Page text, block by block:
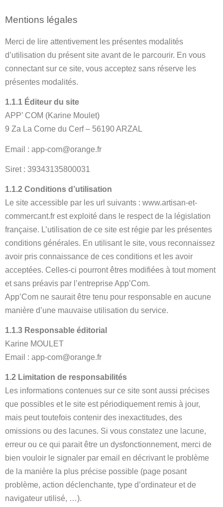
Mentions légales
Merci de lire attentivement les présentes modalités
d’utilisation du présent site avant de le parcourir. En vous
connectant sur ce site, vous acceptez sans réserve les
présentes modalités.
1.1.1 Éditeur du site
APP’ COM (Karine Moulet)
9 Za La Corne du Cerf – 56190 ARZAL
Email : app-com@orange.fr
Siret : 39343135800031
1.1.2 Conditions d’utilisation
Le site accessible par les url suivants : www.artisan-et-
commercant.fr est exploité dans le respect de la législation
française. L’utilisation de ce site est régie par les présentes
conditions générales. En utilisant le site, vous reconnaissez
avoir pris connaissance de ces conditions et les avoir
acceptées. Celles-ci pourront êtres modifiées à tout moment
et sans préavis par l’entreprise App’Com.
App’Com ne saurait être tenu pour responsable en aucune
manière d’une mauvaise utilisation du service.
1.1.3 Responsable éditorial
Karine MOULET
Email : app-com@orange.fr
1.2 Limitation de responsabilités
Les informations contenues sur ce site sont aussi précises
que possibles et le site est périodiquement remis à jour,
mais peut toutefois contenir des inexactitudes, des
omissions ou des lacunes. Si vous constatez une lacune,
erreur ou ce qui parait être un dysfonctionnement, merci de
bien vouloir le signaler par email en décrivant le problème
de la manière la plus précise possible (page posant
problème, action déclenchante, type d’ordinateur et de
navigateur utilisé, …).